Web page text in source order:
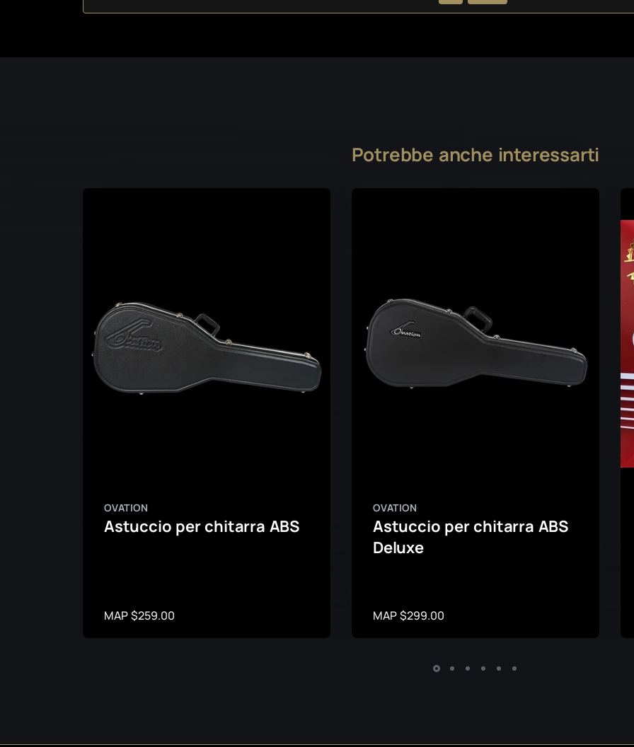
Potrebbe anche interessarti
OVATION
Astuccio per chitarra ABS
MAP $259.00
OVATION
Astuccio per chitarra ABS
Deluxe
MAP $299.00